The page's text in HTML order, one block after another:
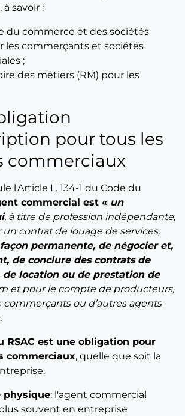
, à savoir :
du commerce et des sociétés
les commerçants et sociétés
;
des métiers (RM) pour les
pour tous les
commerciaux
l'Article L. 134-1 du Code du
commercial est « un
, à titre de profession indépendante,
un contrat de louage de services,
permanente, de négocier et,
de conclure des contrats de
de location ou de prestation de
et pour le compte de producteurs,
commerçants ou d’autres agents
RSAC est une obligation pour
commerciaux, quelle que soit la
physique: l'agent commercial
souvent en entreprise